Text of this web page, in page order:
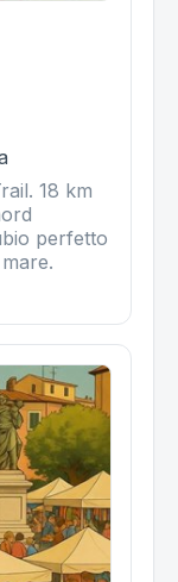
18 km
perfetto